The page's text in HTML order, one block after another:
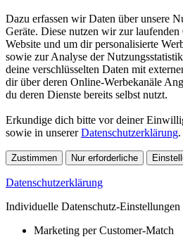
Dazu erfassen wir Daten über unsere
Geräte. Diese nutzen wir zur
Website und um dir personalisierte
sowie zur Analyse der
deine verschlüsselten Daten mit
dir über deren Online-Werbekanäle
du deren Dienste bereits selbst nutzt.
Erkundige dich bitte vor deiner
sowie in unsererDatenschutzerklärung.
Zustimmen Nur erforderliche
Datenschutzerklärung
Individuelle Datenschutz-Einstellungen
Marketing per Customer-Match